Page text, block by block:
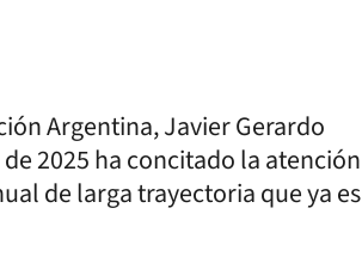
Argentina, Javier Gerardo
2025 ha concitado la atención
de larga trayectoria que ya es